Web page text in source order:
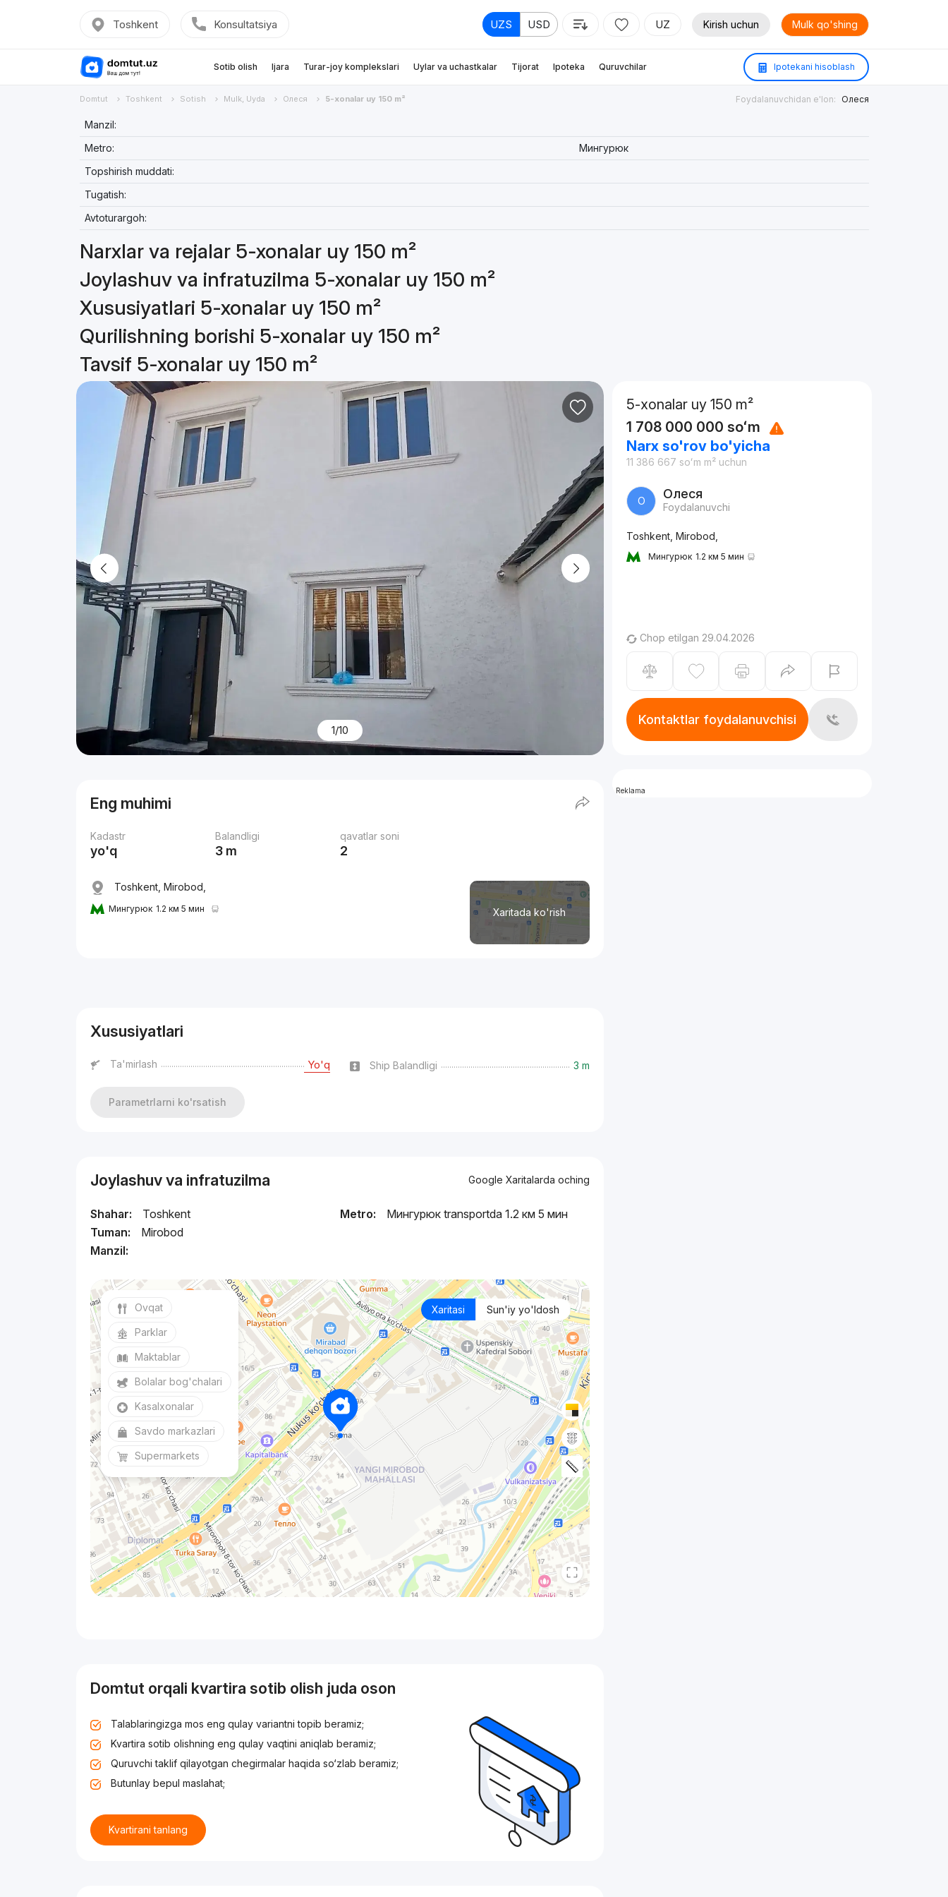
Toshkent Konsultatsiya UZS USD UZ Kirish uchun Mulk qo'shing
Sotib olish Ijara Turar-joy komplekslari Uylar va uchastkalar Tijorat Ipoteka Quruvchilar Ipotekani hisoblash
Domtut Toshkent Sotish Mulk, Uyda Олеся 5-xonalar uy 150 m² Foydalanuvchidan e'lon: Олеся
Manzil:
Metro:
Мингурюк
Topshirish muddati:
Tugatish:
Avtoturargoh:
Narxlar va rejalar 5-xonalar uy 150 m²
Joylashuv va infratuzilma 5-xonalar uy 150 m²
Xususiyatlari 5-xonalar uy 150 m²
Qurilishning borishi 5-xonalar uy 150 m²
Tavsif 5-xonalar uy 150 m²
1/10
Eng muhimi
Kadastr
yo'q
Balandligi
3 m
qavatlar soni
2
Xaritada ko'rish
Toshkent, Mirobod,
Мингурюк 1.2 км 5 мин
Xususiyatlari
Ta'mirlash Yo'q Ship Balandligi 3 m
Parametrlarni ko'rsatish
Joylashuv va infratuzilma Google Xaritalarda oching
Shahar:
Toshkent
Tuman:
Mirobod
Manzil:
Metro: Мингурюк transportda 1.2 км 5 мин
Xaritasi Sun'iy yo'ldosh
Ovqat
Parklar
Maktablar
Bolalar bog'chalari
Kasalxonalar
Savdo markazlari
Supermarkets
Domtut orqali kvartira sotib olish juda oson
Talablaringizga mos eng qulay variantni topib beramiz;
Kvartira sotib olishning eng qulay vaqtini aniqlab beramiz;
Quruvchi taklif qilayotgan chegirmalar haqida so‘zlab beramiz;
Butunlay bepul maslahat;
Kvartirani tanlang
5-xonalar uy 150 m²
1 708 000 000 soʻm
Narx so'rov bo'yicha
11 386 667 soʻm m² uchun
О Олеся
Foydalanuvchi
Toshkent, Mirobod,
Мингурюк 1.2 км 5 мин
Chop etilgan 29.04.2026
Kontaktlar foydalanuvchisi
Reklama